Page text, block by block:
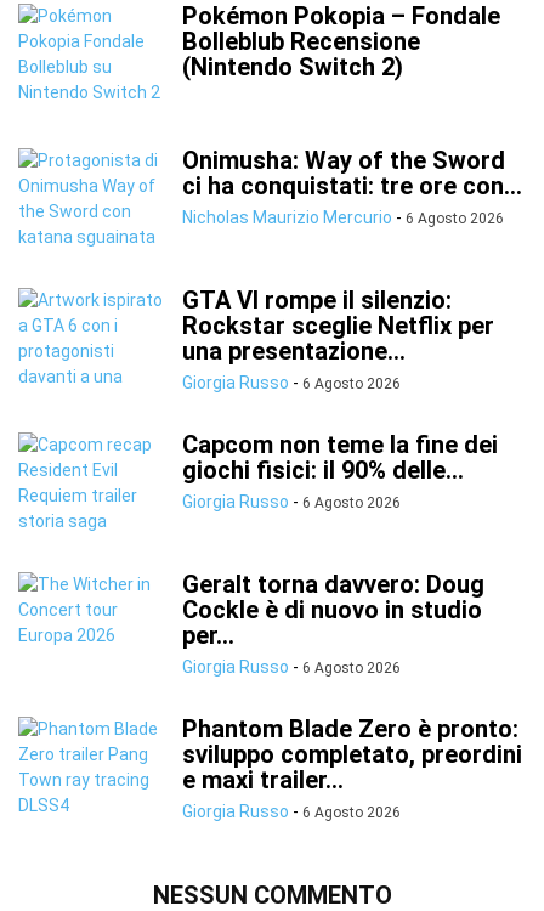
Pokémon Pokopia – Fondale
Bolleblub Recensione
(Nintendo Switch 2)
Onimusha: Way of the Sword
ci ha conquistati: tre ore con...
Nicholas Maurizio Mercurio - 6 Agosto 2026
GTA VI rompe il silenzio:
Rockstar sceglie Netflix per
una presentazione...
Giorgia Russo - 6 Agosto 2026
Capcom non teme la fine dei
giochi fisici: il 90% delle...
Giorgia Russo - 6 Agosto 2026
Geralt torna davvero: Doug
Cockle è di nuovo in studio
per...
Giorgia Russo - 6 Agosto 2026
Phantom Blade Zero è pronto:
sviluppo completato, preordini
e maxi trailer...
Giorgia Russo - 6 Agosto 2026
NESSUN COMMENTO